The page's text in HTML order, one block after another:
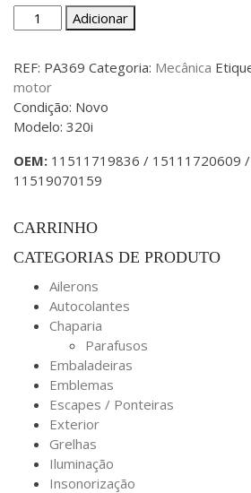
Quantidade
de
E30
-
Bomba
de
Água
com
Fase
Adicionar
REF: PA369 Categoria: Mecânica
motor
Condição: Novo
Modelo: 320i
OEM: 11511719836 / 15111720609
11519070159
CARRINHO
CATEGORIAS DE PRODUTO
Ailerons
Autocolantes
Chaparia
Parafusos
Embaladeiras
Emblemas
Escapes / Ponteiras
Exterior
Grelhas
Iluminação
Insonorização